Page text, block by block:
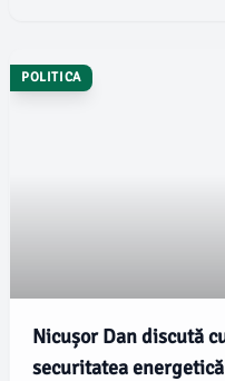
POLITICA
Nicușor Dan discută
securitatea